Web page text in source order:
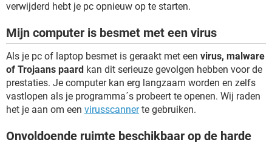
verwijderd hebt je pc opnieuw op te starten.
Mijn computer is besmet met een virus
Als je pc of laptop besmet is geraakt met een virus, malware
of Trojaans paard kan dit serieuze gevolgen hebben voor de
prestaties. Je computer kan erg langzaam worden en zelfs
vastlopen als je programma´s probeert te openen. Wij raden
het je aan om een virusscannerte gebruiken.
Onvoldoende ruimte beschikbaar op de harde